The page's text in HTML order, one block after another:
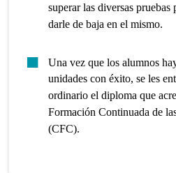
superar las diversas pruebas
darle de baja en el mismo.
Una vez que los alumnos
unidades con éxito, se les
ordinario el diploma que
Formación Continuada de
(CFC).